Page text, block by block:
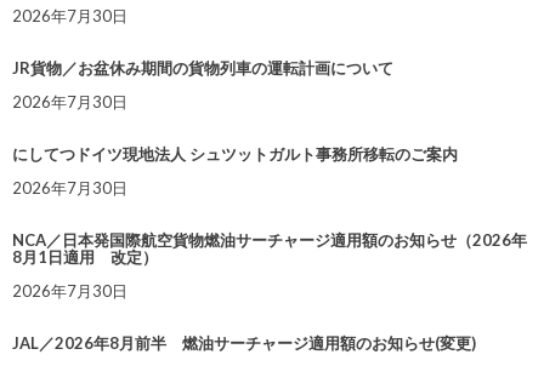
2026年7月30日
JR貨物／お盆休み期間の貨物列車の運転計画について
2026年7月30日
にしてつドイツ現地法人 シュツットガルト事務所移転のご案内
2026年7月30日
NCA／日本発国際航空貨物燃油サーチャージ適用額のお知らせ（2026年
8月1日適用 改定）
2026年7月30日
JAL／2026年8月前半 燃油サーチャージ適用額のお知らせ(変更)